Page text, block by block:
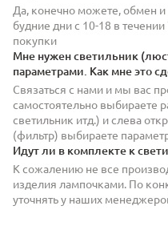
Да, конечно можете, обмен и
будние дни с 10-18 в
покупки
Мне нужен светильник
параметрами. Как мне это
Связаться с нами и мы вас
самостоятельно выбираете
светильник итд.) и слева
(фильтр) выбираете
Идут ли в комплекте к
К сожалению не все
изделия лампочками. По
уточнять у наших